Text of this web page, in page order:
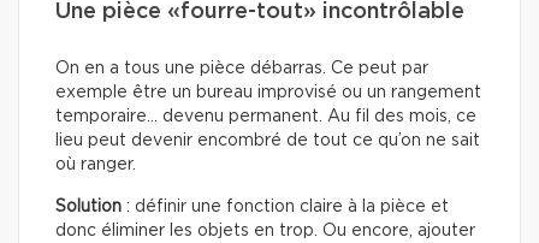
Une pièce «fourre-tout» incontrôlable
On en a tous une pièce débarras. Ce peut par
exemple être un bureau improvisé ou un rangement
temporaire… devenu permanent. Au fil des mois, ce
lieu peut devenir encombré de tout ce qu’on ne sait
où ranger.
Solution : définir une fonction claire à la pièce et
donc éliminer les objets en trop. Ou encore, ajouter